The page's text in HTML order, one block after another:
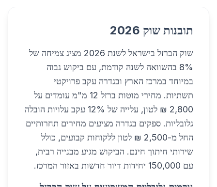
תובנות שוק 2026
שוק הברזל בישראל לשנת 2026 מציג צמיחה של
8% בהשוואה לשנה קודמת, עם ביקוש גבוה
במיוחד במרכז הארץ ובגדרה עקב פרויקטי
תשתיות. מחירי מוטות ברזל 12 מ"מ עומדים על
2,800 ₪ לטון, עלייה של 12% עקב עלויות הובלה
גלובליות. ספקים בגדרה מציעים מחירים תחרותיים
החל מ-2,500 ₪ לטון ללקוחות קבועים, כולל
שירותי חיתוך חינם. הביקוש מגיע מבנייה רבית,
עם 150,000 יחידות דיור חדשות באזור המרכז.